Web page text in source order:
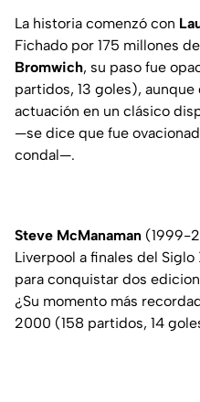
La historia comenzó con
Fichado por 175 millones
Bromwich, su paso fue
partidos, 13 goles),
actuación en un clásico
—se dice que fue
condal—.
Steve McManaman (1999-
Liverpool a finales del
para conquistar dos
¿Su momento más
2000 (158 partidos, 14